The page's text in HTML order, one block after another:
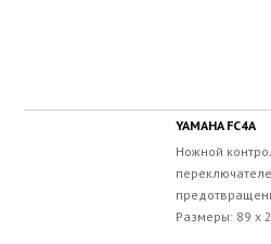
YAMAHA FC4A
Ножной
Размеры: 89 х